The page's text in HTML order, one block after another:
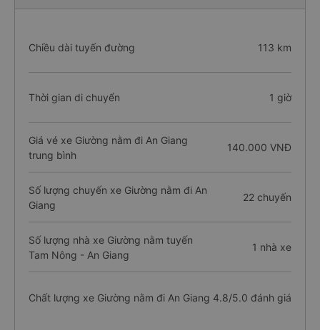
Chiều dài tuyến đường 113 km
Thời gian di chuyển 1 giờ
Giá vé xe Giường nằm đi An Giang
trung bình
140.000 VNĐ
Số lượng chuyến xe Giường nằm đi An
Giang
22 chuyến
Số lượng nhà xe Giường nằm tuyến
Tam Nông - An Giang
1 nhà xe
Chất lượng xe Giường nằm đi An Giang 4.8/5.0 đánh giá